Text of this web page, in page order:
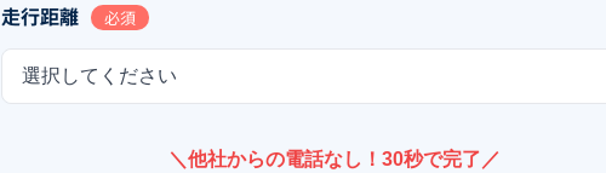
走行距離 必須
選択してください
＼他社からの電話なし！30秒で完了／